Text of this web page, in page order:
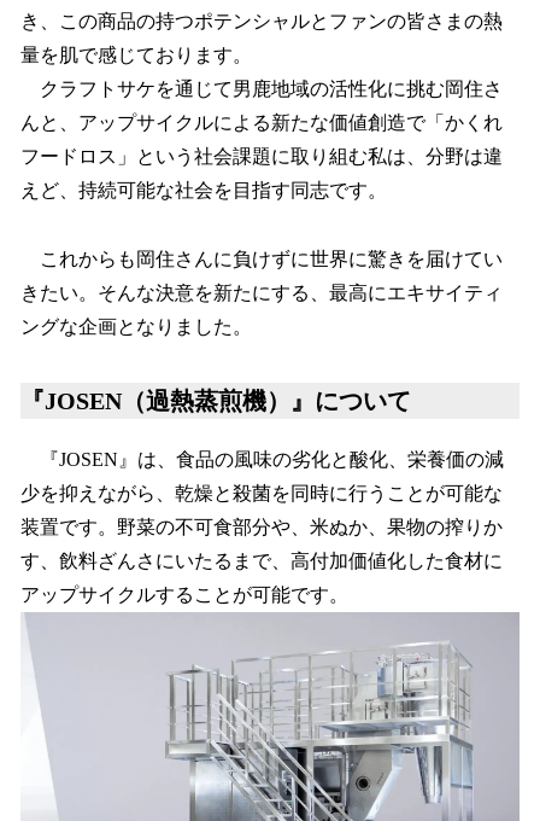
き、この商品の持つポテンシャルとファンの皆さまの熱
量を肌で感じております。
クラフトサケを通じて男鹿地域の活性化に挑む岡住さ
んと、アップサイクルによる新たな価値創造で「かくれ
フードロス」という社会課題に取り組む私は、分野は違
えど、持続可能な社会を目指す同志です。
これからも岡住さんに負けずに世界に驚きを届けてい
きたい。そんな決意を新たにする、最高にエキサイティ
ングな企画となりました。
『JOSEN（過熱蒸煎機）』について
『JOSEN』は、食品の風味の劣化と酸化、栄養価の減
少を抑えながら、乾燥と殺菌を同時に行うことが可能な
装置です。野菜の不可食部分や、米ぬか、果物の搾りか
す、飲料ざんさにいたるまで、高付加価値化した食材に
アップサイクルすることが可能です。